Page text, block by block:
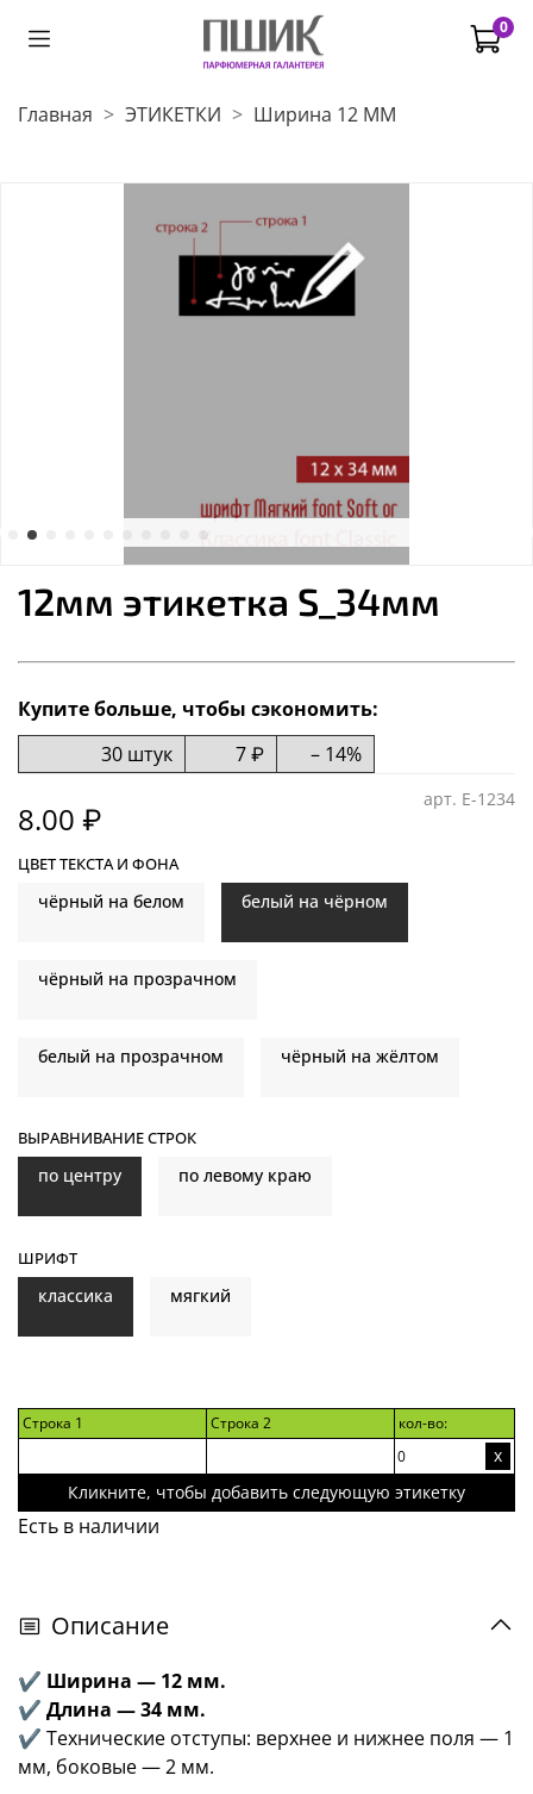
0
Главная ЭТИКЕТКИ Ширина 12 ММ
арт. E-1234
12мм этикетка S_34мм
8.00 ₽
ЦВЕТ ТЕКСТА И ФОНА
чёрный на белом белый на чёрном
чёрный на прозрачном
белый на прозрачном чёрный на жёлтом
ВЫРАВНИВАНИЕ СТРОК
по центру по левому краю
ШРИФТ
классика мягкий
Купите больше, чтобы сэкономить:
30 штук
7 ₽ – 14%
Строка 1 Строка 2 кол-во:
х
Кликните, чтобы добавить следующую этикетку
Есть в наличии
Описание
✔ Ширина — 12 мм.
✔ Длина — 34 мм.
✔ Технические отступы: верхнее и нижнее поля — 1
мм, боковые — 2 мм.